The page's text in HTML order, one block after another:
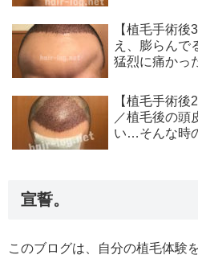
【植毛手術
え、膨らんで
猛烈に痛かっ
【植毛手術
／植毛後の頭
い…そんな時
宣誓。
このブログは、自分の植毛体験